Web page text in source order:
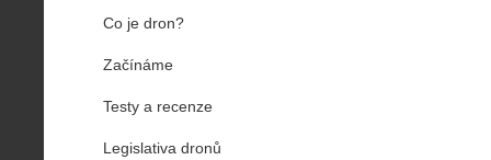
Co je dron?
Začínáme
Testy a recenze
Legislativa dronů